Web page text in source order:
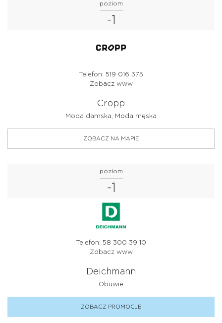
poziom
-1
Telefon: 519 016 375
Zobacz www
Cropp
Moda damska, Moda męska
ZOBACZ NA MAPIE
poziom
-1
Telefon: 58 300 39 10
Zobacz www
Deichmann
Obuwie
ZOBACZ PROMOCJE